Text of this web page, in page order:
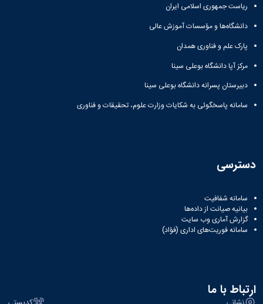
صنعت
کارآموزی
مراکز
مرتبط
بنیاد
نخبگان
شرکت
های
نامه ها
و
آئین
نامه
نامه
های
پژوهشی
ریاست جمهوری اسلامی ایران
دانشگاه‌ها و مؤسسات آموزش عالی
پارک علم و فناوری همدان
مرکز آپا دانشگاه بوعلی سینا
دبیرستان پسرانه دانشگاه بوعلی سینا
سامانه پاسخگوئی به شکایات وزارت علوم، تحقیقات و فناوری
دسترسی
سامانه شفافیت
بیانیه صیانت از داده‌ها
گزارش آماری وب‌ سایت
سامانه فوریت‌های اداری (فؤاد)
ارتباط با ما